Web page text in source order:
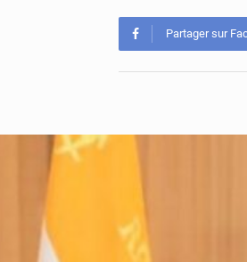
Partager sur